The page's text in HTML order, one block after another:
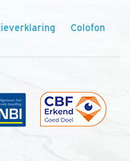
Colofon